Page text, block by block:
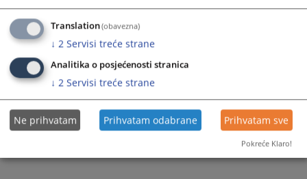
Translation(obavezna)
↓ 2 Servisi treće strane
Analitika o posjećenosti stranica
↓ 2 Servisi treće strane
Ne prihvatam Prihvatam odabrane Prihvatam sve
Pokreće Klaro!